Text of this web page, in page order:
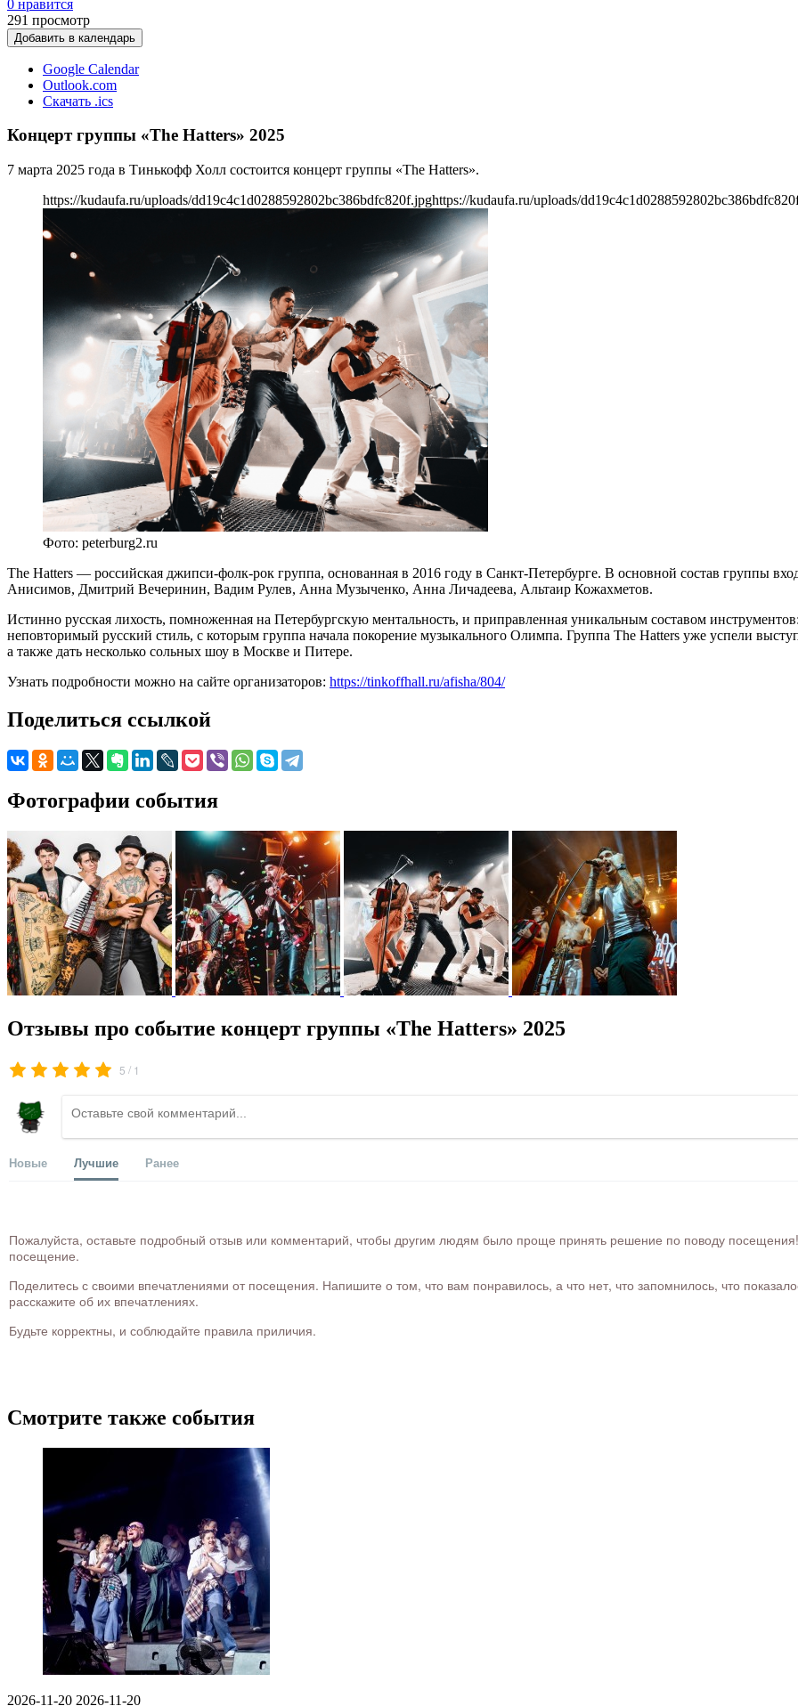
0 нравится
291 просмотр
Добавить в календарь
Google Calendar
Outlook.com
Скачать .ics
Концерт группы «The Hatters» 2025
7 марта 2025 года в Тинькофф Холл состоится концерт группы «The Hatters».
https://kudaufa.ru/uploads/dd19c4c1d0288592802bc386bdfc820f.jpghttps://kudaufa.ru/uploads/
Фото: peterburg2.ru
The Hatters — российская джипси-фолк-рок группа, основанная в 2016 году в Санкт-Петербурге. В основной состав группы
Анисимов, Дмитрий Вечеринин, Вадим Рулев, Анна Музыченко, Анна Личадеева, Альтаир Кожахметов.
Истинно русская лихость, помноженная на Петербургскую ментальность, и приправленная уникальным составом
неповторимый русский стиль, с которым группа начала покорение музыкального Олимпа. Группа The Hatters уже успели
а также дать несколько сольных шоу в Москве и Питере.
Узнать подробности можно на сайте организаторов: https://tinkoffhall.ru/afisha/804/
Поделиться ссылкой
Фотографии события
Отзывы про событие концерт группы «The Hatters» 2025
5 / 1
Новые Лучшие Ранее
Пожалуйста, оставьте подробный отзыв или комментарий, чтобы другим людям было проще принять решение по поводу посещения!
посещение.
Поделитесь с своими впечатлениями от посещения. Напишите о том, что вам понравилось, а что нет, что запомнилось, что
расскажите об их впечатлениях.
Будьте корректны, и соблюдайте правила приличия.
Смотрите также события
2026-11-20 2026-11-20